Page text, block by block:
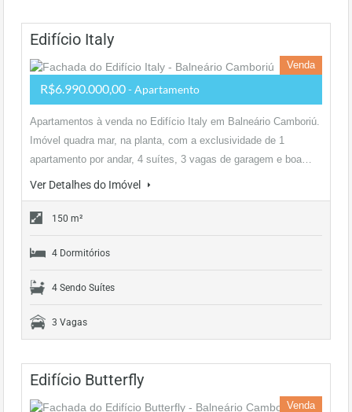
Edifício Italy
Venda
R$6.990.000,00- Apartamento
Apartamentos à venda no Edifício Italy em Balneário Camboriú.
Imóvel quadra mar, na planta, com a exclusividade de 1
apartamento por andar, 4 suítes, 3 vagas de garagem e boa…
Ver Detalhes do Imóvel
150 m²
4 Dormitórios
4 Sendo Suítes
3 Vagas
Edifício Butterfly
Venda